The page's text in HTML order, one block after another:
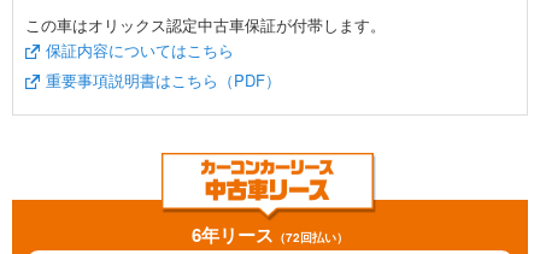
この車はオリックス認定中古車保証が付帯します。
保証内容についてはこちら
重要事項説明書はこちら（PDF）
6年リース （72回払い）